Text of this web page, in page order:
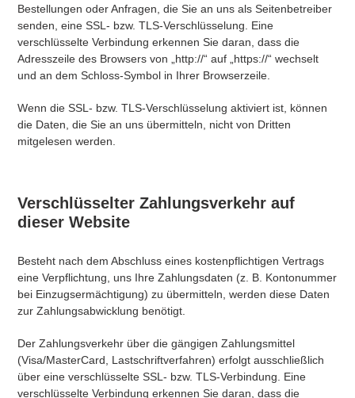
Bestellungen oder Anfragen, die Sie an uns als Seitenbetreiber
senden, eine SSL- bzw. TLS-Verschlüsselung. Eine
verschlüsselte Verbindung erkennen Sie daran, dass die
Adresszeile des Browsers von „http://“ auf „https://“ wechselt
und an dem Schloss-Symbol in Ihrer Browserzeile.
Wenn die SSL- bzw. TLS-Verschlüsselung aktiviert ist, können
die Daten, die Sie an uns übermitteln, nicht von Dritten
mitgelesen werden.
Verschlüsselter Zahlungsverkehr auf
dieser Website
Besteht nach dem Abschluss eines kostenpflichtigen Vertrags
eine Verpflichtung, uns Ihre Zahlungsdaten (z. B. Kontonummer
bei Einzugsermächtigung) zu übermitteln, werden diese Daten
zur Zahlungsabwicklung benötigt.
Der Zahlungsverkehr über die gängigen Zahlungsmittel
(Visa/MasterCard, Lastschriftverfahren) erfolgt ausschließlich
über eine verschlüsselte SSL- bzw. TLS-Verbindung. Eine
verschlüsselte Verbindung erkennen Sie daran, dass die